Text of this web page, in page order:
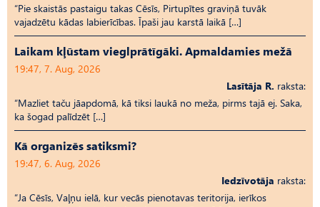
“Pie skaistās pastaigu takas Cēsīs, Pirtupītes graviņā tuvāk
vajadzētu kādas labierīcības. Īpaši jau karstā laikā […]
Laikam kļūstam vieglprātīgāki. Apmaldamies mežā
19:47, 7. Aug, 2026
Lasītāja R. raksta:
“Mazliet taču jāapdomā, kā tiksi laukā no meža, pirms tajā ej. Saka,
ka šogad palīdzēt […]
Kā organizēs satiksmi?
19:47, 6. Aug, 2026
Iedzīvotāja raksta:
“Ja Cēsīs, Vaļņu ielā, kur vecās pienotavas teritorija, ierīkos